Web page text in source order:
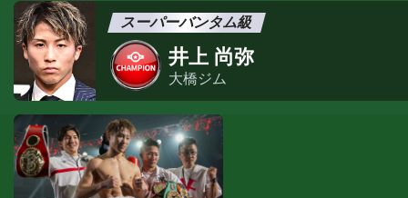
スーパーバンタム級
井上 尚弥
大橋ジム